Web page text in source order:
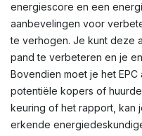
energiescore en een
aanbevelingen voor
te verhogen. Je kunt deze
pand te verbeteren en je
Bovendien moet je het
potentiële kopers of
keuring of het rapport, kan
erkende